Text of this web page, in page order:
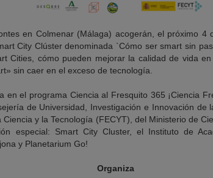
en Colmenar (Málaga) acogerán, el próximo
City Clúster denominada `Cómo ser smart sin
Cities, cómo pueden mejorar la calidad de vida
sin caer en el exceso de tecnología.
en el programa Ciencia al Fresquito 365 ¡Ciencia
de Universidad, Investigación e Innovación de
y la Tecnología (FECYT), del Ministerio de
especial: Smart City Cluster, el Instituto de
y Planetarium Go!
Organiza